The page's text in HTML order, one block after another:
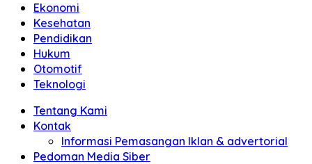
Ekonomi
Kesehatan
Pendidikan
Hukum
Otomotif
Teknologi
Tentang Kami
Kontak
Informasi Pemasangan Iklan & advertorial
Pedoman Media Siber